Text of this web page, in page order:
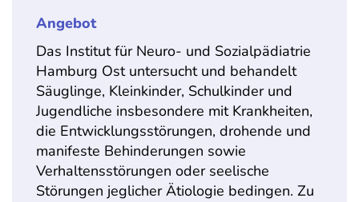
Angebot
Das Institut für Neuro- und Sozialpädiatrie
Hamburg Ost untersucht und behandelt
Säuglinge, Kleinkinder, Schulkinder und
Jugendliche insbesondere mit Krankheiten,
die Entwicklungsstörungen, drohende und
manifeste Behinderungen sowie
Verhaltensstörungen oder seelische
Störungen jeglicher Ätiologie bedingen. Zu